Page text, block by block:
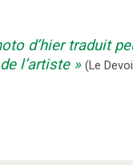
d’hier traduit
l’artiste
(Le